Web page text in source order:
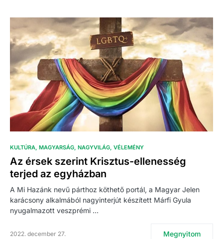
KULTÚRA MAGYARSÁG NAGYVILÁG VÉLEMÉNY
Az érsek szerint Krisztus-ellenesség
terjed az egyházban
A Mi Hazánk nevű párthoz köthető portál, a Magyar Jelen
karácsony alkalmából nagyinterjút készített Márfi Gyula
nyugalmazott veszprémi …
2022. december 27. Megnyitom